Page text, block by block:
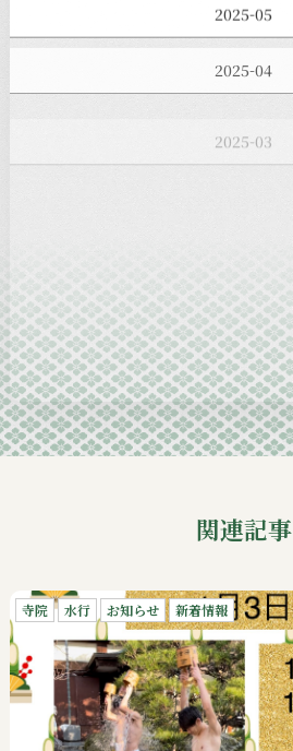
2025-05
2025-02
2024-11
2024-10
2024-09
関連記事
寺院 水行 お知らせ 新着情報